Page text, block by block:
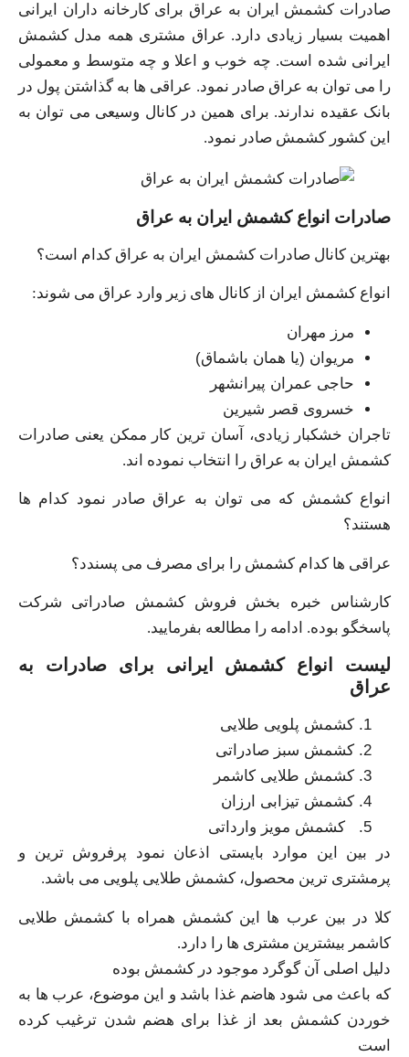
صادرات کشمش ایران به عراق برای کارخانه داران ایرانی
اهمیت بسیار زیادی دارد. عراق مشتری همه مدل کشمش
ایرانی شده است. چه خوب و اعلا و چه متوسط و معمولی
را می توان به عراق صادر نمود. عراقی ها به گذاشتن پول در
بانک عقیده ندارند. برای همین در کانال وسیعی می توان به
این کشور کشمش صادر نمود.
صادرات انواع کشمش ایران به عراق
بهترین کانال صادرات کشمش ایران به عراق کدام است؟
انواع کشمش ایران از کانال های زیر وارد عراق می شوند:
مرز مهران
مریوان (یا همان باشماق)
حاجی عمران پیرانشهر
خسروی قصر شیرین
تاجران خشکبار زیادی، آسان ترین کار ممکن یعنی صادرات
کشمش ایران به عراق را انتخاب نموده اند.
انواع کشمش که می توان به عراق صادر نمود کدام ها
هستند؟
عراقی ها کدام کشمش را برای مصرف می پسندد؟
کارشناس خبره بخش فروش کشمش صادراتی شرکت
پاسخگو بوده. ادامه را مطالعه بفرمایید.
لیست انواع کشمش ایرانی برای صادرات به
عراق
کشمش پلویی طلایی
کشمش سبز صادراتی
کشمش طلایی کاشمر
کشمش تیزابی ارزان
کشمش مویز وارداتی
در بین این موارد بایستی اذعان نمود پرفروش ترین و
پرمشتری ترین محصول، کشمش طلایی پلویی می باشد.
کلا در بین عرب ها این کشمش همراه با کشمش طلایی
کاشمر بیشترین مشتری ها را دارد.
دلیل اصلی آن گوگرد موجود در کشمش بوده
که باعث می شود هاضم غذا باشد و این موضوع، عرب ها به
خوردن کشمش بعد از غذا برای هضم شدن ترغیب کرده
است